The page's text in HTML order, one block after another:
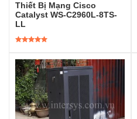
Thiết Bị Mạng Cisco
Catalyst WS-C2960L-8TS-
LL
hạng5.005
sao